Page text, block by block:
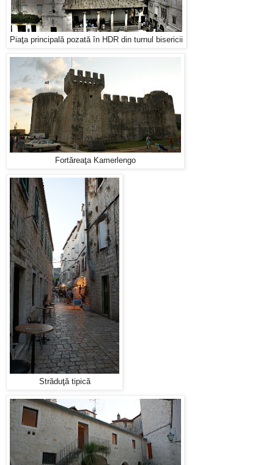
Piaţa principală pozată în HDR din turnul bisericii
Fortăreaţa Kamerlengo
Străduţă tipică